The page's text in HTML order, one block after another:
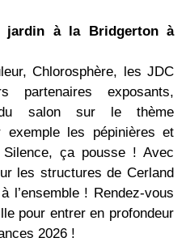
jardin à la Bridgerton à
Chlorosphère, les JDC
partenaires exposants,
salon sur le thème
exemple les pépinières et
ça pousse ! Avec
les structures de Cerland
l’ensemble ! Rendez-vous
pour entrer en profondeur
2026 !